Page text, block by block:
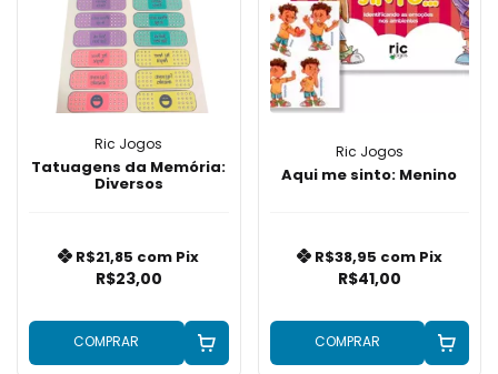
Ric Jogos
Tatuagens da Memória:
Diversos
R$23,00
R$21,85 com Pix
COMPRAR
Ric Jogos
Aqui me sinto: Menino
R$41,00
R$38,95 com Pix
COMPRAR